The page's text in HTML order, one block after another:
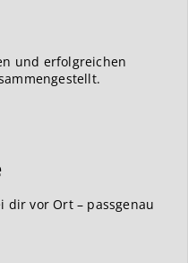
und erfolgreichen
dir vor Ort – passgenau